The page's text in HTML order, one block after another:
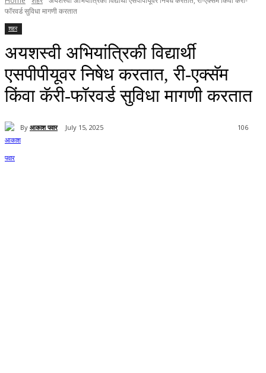
फॉरवर्ड सुविधा मागणी करतात
शहर
अयशस्वी अभियांत्रिकी विद्यार्थी
एसपीपीयूवर निषेध करतात, री-एक्सॅम
किंवा कॅरी-फॉरवर्ड सुविधा मागणी करतात
By आकाश पवार July 15, 2025 106